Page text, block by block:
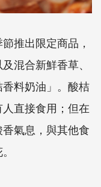
推出限定商品，
混合新鮮香草、
料奶油」。酸桔
直接食用；但在
氣息，與其他食